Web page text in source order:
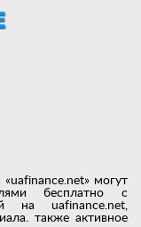
могут
бесплатно с
на uafinance.net,
также активное